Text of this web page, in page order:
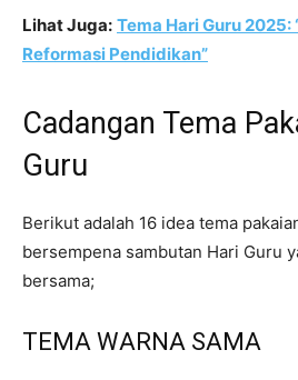
Lihat Juga: Tema Hari Guru 2025:
Reformasi Pendidikan”
Cadangan Tema
Guru
Berikut adalah 16 idea tema
bersempena sambutan Hari Guru
bersama;
TEMA WARNA SAMA